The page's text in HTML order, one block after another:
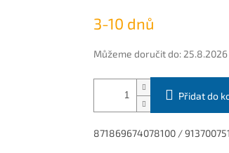
cena:
3-10 dnů
Můžeme doručit do:25.8.2026
Přidat do
871869674078100 /